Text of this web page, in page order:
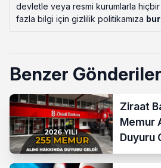
devletle veya resmi kurumlarla hiçbir
fazla bilgi için gizlilik politikamıza
Benzer Gönderiler
Ziraat
Memur
Duyuru